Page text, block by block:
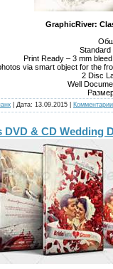
GraphicRiver:
Standard
Print Ready – 3 mm
via smart object for the
2 Disc
Well
| Дата: 13.09.2015
& CD Wedding